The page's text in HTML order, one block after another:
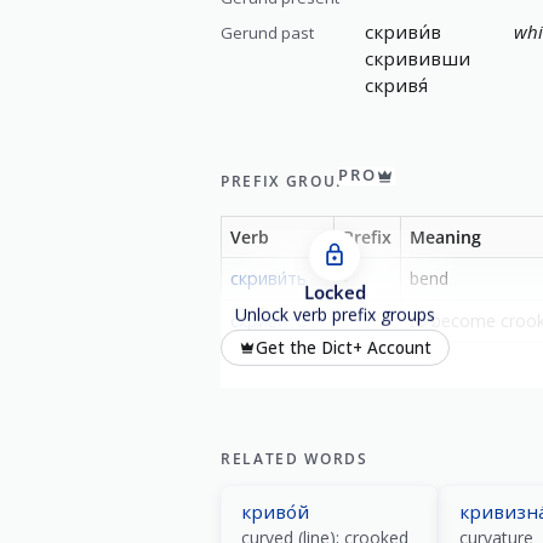
Gerund past
скриви́в
скрививши
скривя́
PREFIX GROUPPRO
Verb Prefix
Meaning
скриви́ть
-
bend
скриви́ться
- to become
Locked
Unlock verb prefix groups
Get the Dict+ Account
RELATED WORDS
криво́й
curved (line); crooked curvature